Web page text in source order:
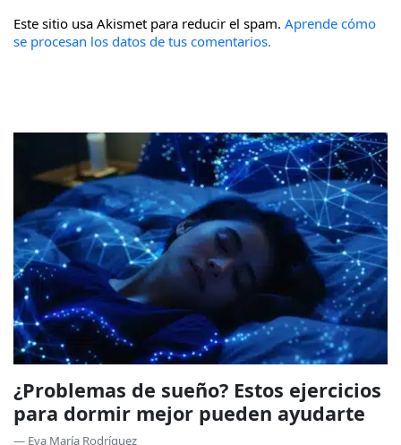
Este sitio usa Akismet para reducir el spam. Aprende cómo
se procesan los datos de tus comentarios.
¿Problemas de sueño? Estos ejercicios
para dormir mejor pueden ayudarte
— Eva María Rodríguez